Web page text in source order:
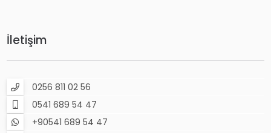
İletişim
0256 811 02 56
0541 689 54 47
+90541 689 54 47